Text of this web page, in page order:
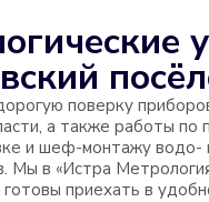
поверку
а также работы по
и шеф-монтажу водо-
Мы в «Истра
приехать в